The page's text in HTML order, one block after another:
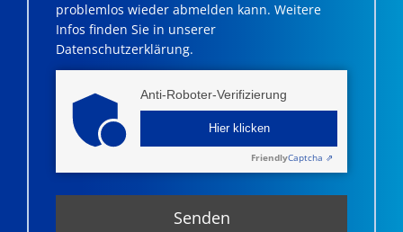
problemlos wieder abmelden kann. Weitere
Infos finden Sie in unserer
Datenschutzerklärung.
Anti-Roboter-Verifizierung
Hier klicken
FriendlyCaptcha ⇗